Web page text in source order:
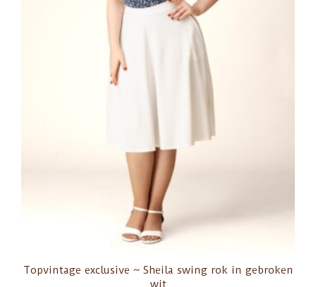
Topvintage exclusive ~ Sheila swing rok in gebroken
wit